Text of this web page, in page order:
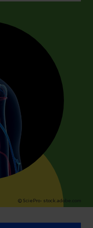
© SciePro- stock.adobe.com